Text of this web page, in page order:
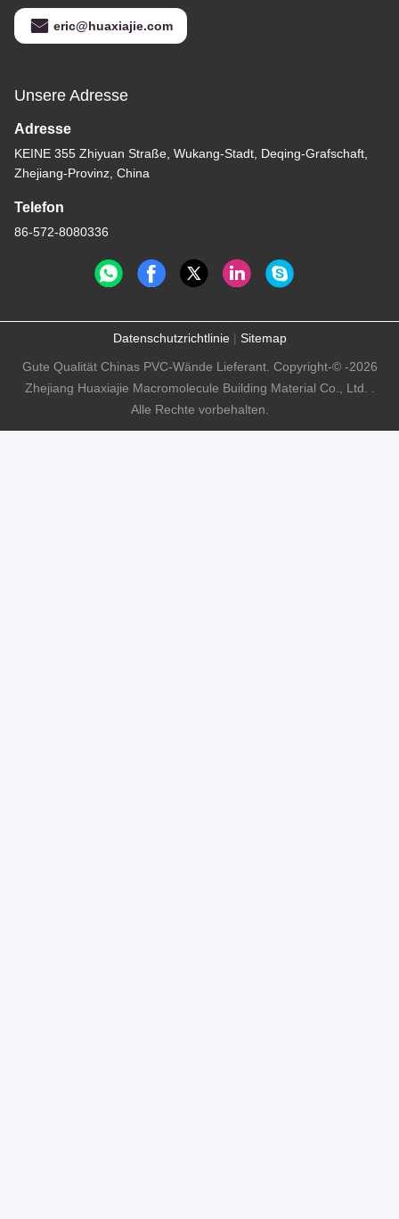
eric@huaxiajie.com
Unsere Adresse
Adresse
KEINE 355 Zhiyuan Straße, Wukang-Stadt, Deqing-Grafschaft,
Zhejiang-Provinz, China
Telefon
86-572-8080336
Datenschutzrichtlinie| Sitemap
Gute Qualität Chinas PVC-Wände Lieferant. Copyright-© -2026
Zhejiang Huaxiajie Macromolecule Building Material Co., Ltd. .
Alle Rechte vorbehalten.